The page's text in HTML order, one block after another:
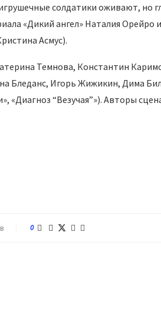
солдатики оживают, но
«Дикий ангел» Наталия Орейро
Асмус).
Темнова, Константин
Бледанс, Игорь Жижикин, Дима
«Диагноз “Везучая”»). Авторы
0